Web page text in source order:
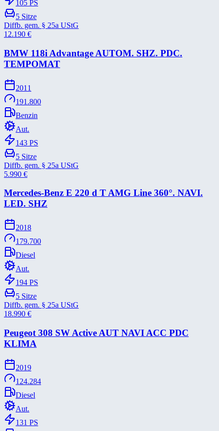
105 PS
5 Sitze
Diffb. gem. § 25a UStG
12.190 €
BMW 118i Advantage AUTOM. SHZ. PDC.
TEMPOMAT
2011
191.800
Benzin
Aut.
143 PS
5 Sitze
Diffb. gem. § 25a UStG
5.990 €
Mercedes-​Benz E 220 d T AMG Line 360°. NAVI.
LED. SHZ
2018
179.700
Diesel
Aut.
194 PS
5 Sitze
Diffb. gem. § 25a UStG
18.990 €
Peugeot 308 SW Active AUT NAVI ACC PDC
KLIMA
2019
124.284
Diesel
Aut.
131 PS